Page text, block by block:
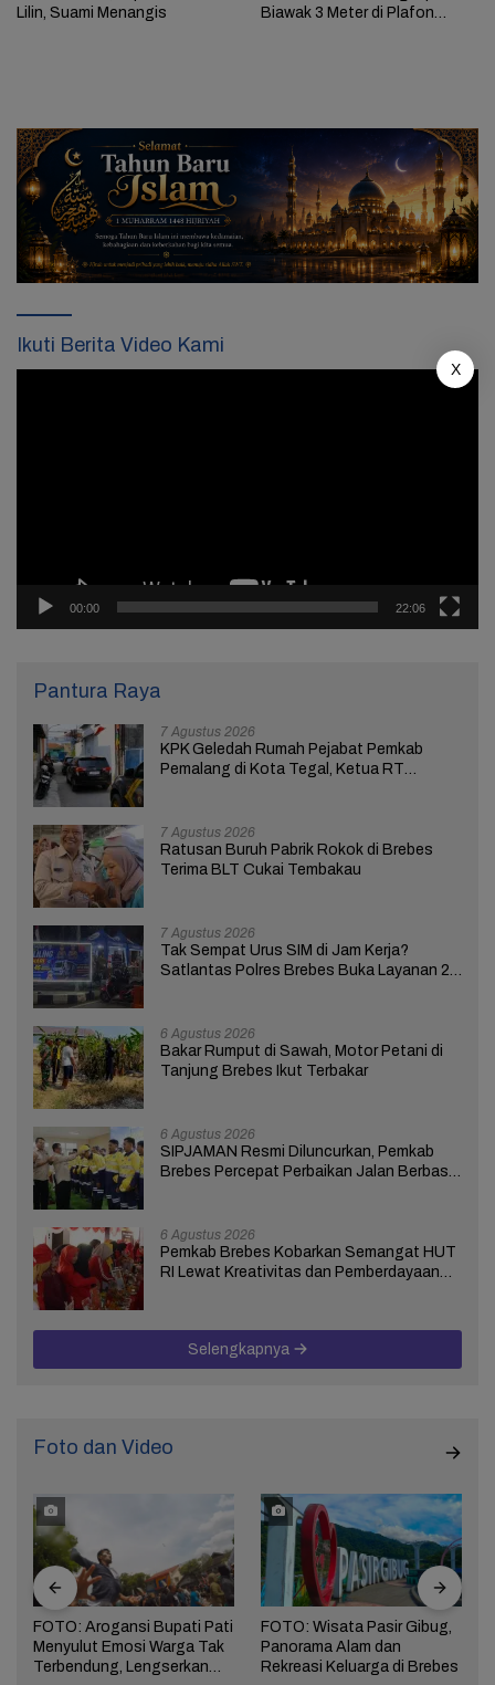
Lilin, Suami Menangis
Biawak 3 Meter di Plafon
Ikuti Berita Video Kami
00:00 22:06
Pantura Raya
7 Agustus 2026
KPK Geledah Rumah Pejabat Pemkab
Pemalang di Kota Tegal, Ketua RT
7 Agustus 2026
Ratusan Buruh Pabrik Rokok di Brebes
Terima BLT Cukai Tembakau
7 Agustus 2026
Tak Sempat Urus SIM di Jam Kerja?
Satlantas Polres Brebes Buka Layanan 24
6 Agustus 2026
Bakar Rumput di Sawah, Motor Petani di
Tanjung Brebes Ikut Terbakar
6 Agustus 2026
SIPJAMAN Resmi Diluncurkan, Pemkab
Brebes Percepat Perbaikan Jalan Berbasis
6 Agustus 2026
Pemkab Brebes Kobarkan Semangat HUT
RI Lewat Kreativitas dan Pemberdayaan
Selengkapnya
Foto dan Video
FOTO: Arogansi Bupati Pati
Menyulut Emosi Warga Tak
Terbendung, Lengserkan
FOTO: Wisata Pasir Gibug,
Panorama Alam dan
Rekreasi Keluarga di Brebes
X